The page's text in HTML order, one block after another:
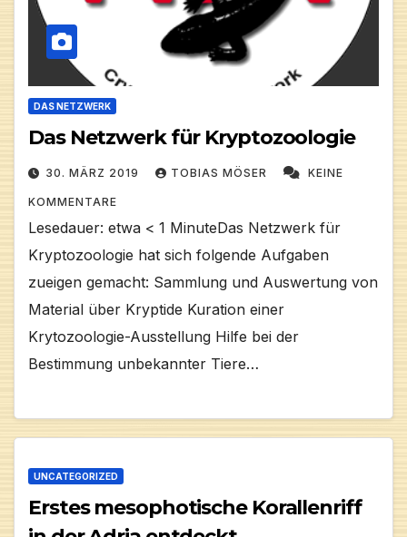
DAS NETZWERK
Das Netzwerk für Kryptozoologie
30. MÄRZ 2019 TOBIAS MÖSER KEINE
KOMMENTARE
Lesedauer: etwa < 1 MinuteDas Netzwerk für
Kryptozoologie hat sich folgende Aufgaben
zueigen gemacht: Sammlung und Auswertung von
Material über Kryptide Kuration einer
Krytozoologie-Ausstellung Hilfe bei der
Bestimmung unbekannter Tiere…
UNCATEGORIZED
Erstes mesophotische Korallenriff